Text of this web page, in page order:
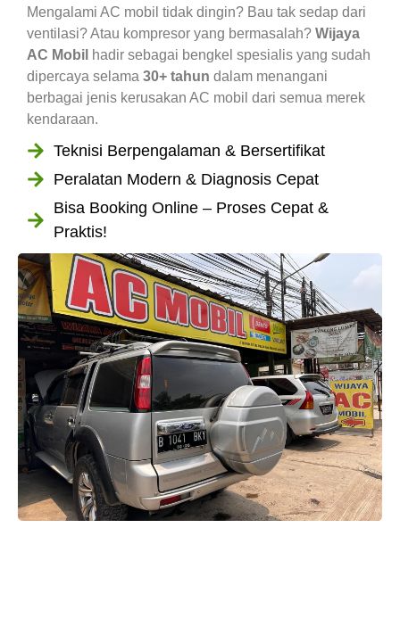
Mengalami AC mobil tidak dingin? Bau tak sedap dari
ventilasi? Atau kompresor yang bermasalah? Wijaya
AC Mobil hadir sebagai bengkel spesialis yang sudah
dipercaya selama 30+ tahun dalam menangani
berbagai jenis kerusakan AC mobil dari semua merek
kendaraan.
Teknisi Berpengalaman & Bersertifikat
Peralatan Modern & Diagnosis Cepat
Bisa Booking Online – Proses Cepat &
Praktis!